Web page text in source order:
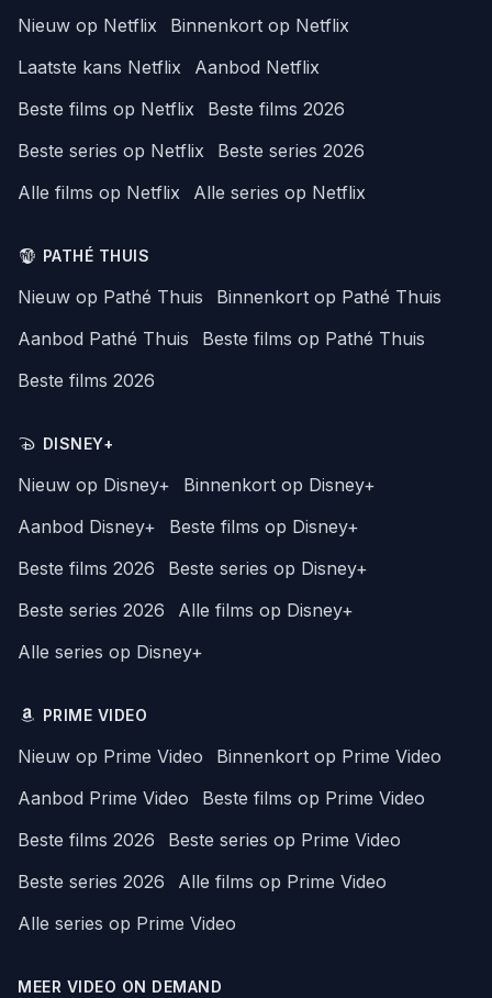
Nieuw op Netflix
Binnenkort op Netflix
Laatste kans Netflix
Aanbod Netflix
Beste films op Netflix
Beste films 2026
Beste series op Netflix
Beste series 2026
Alle films op Netflix
Alle series op Netflix
PATHÉ THUIS
Nieuw op Pathé Thuis
Binnenkort op Pathé Thuis
Aanbod Pathé Thuis
Beste films op Pathé Thuis
Beste films 2026
DISNEY+
Nieuw op Disney+
Binnenkort op Disney+
Aanbod Disney+
Beste films op Disney+
Beste films 2026
Beste series op Disney+
Beste series 2026
Alle films op Disney+
Alle series op Disney+
PRIME VIDEO
Nieuw op Prime Video
Binnenkort op Prime Video
Aanbod Prime Video
Beste films op Prime Video
Beste films 2026
Beste series op Prime Video
Beste series 2026
Alle films op Prime Video
Alle series op Prime Video
MEER VIDEO ON DEMAND